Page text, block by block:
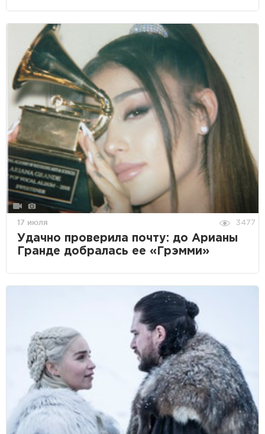
17 июля 3477
Удачно проверила почту: до Арианы
Гранде добралась ее «Грэмми»